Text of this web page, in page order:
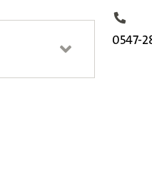
0547-